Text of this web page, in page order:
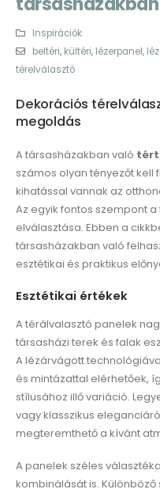
Inspirációk
beltéri, kültéri, lézerpanel,
térelválasztó
Dekorációs
megoldás
A társasházakban való
számos olyan tényezőt
kihatással vannak az
Az egyik fontos szempont
elválasztása. Ebben a
társasházakban való
esztétikai és praktikus
Esztétikai értékek
A térálvalasztó panelek
társasházi terek és falak
A lézárvágott
és mintázattal elérhetőek,
stílusához illő variáció.
vagy klasszikus
megteremthető a kívánt
A panelek széles
kombinálását is.